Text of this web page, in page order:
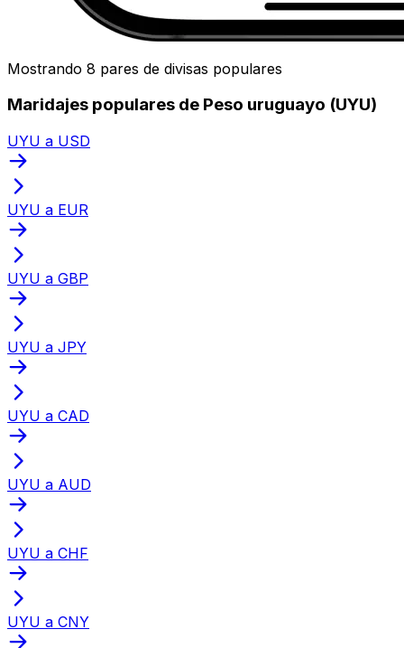
Mostrando 8 pares de divisas populares
Maridajes populares de Peso uruguayo (UYU)
UYU a USD
UYU a EUR
UYU a GBP
UYU a JPY
UYU a CAD
UYU a AUD
UYU a CHF
UYU a CNY